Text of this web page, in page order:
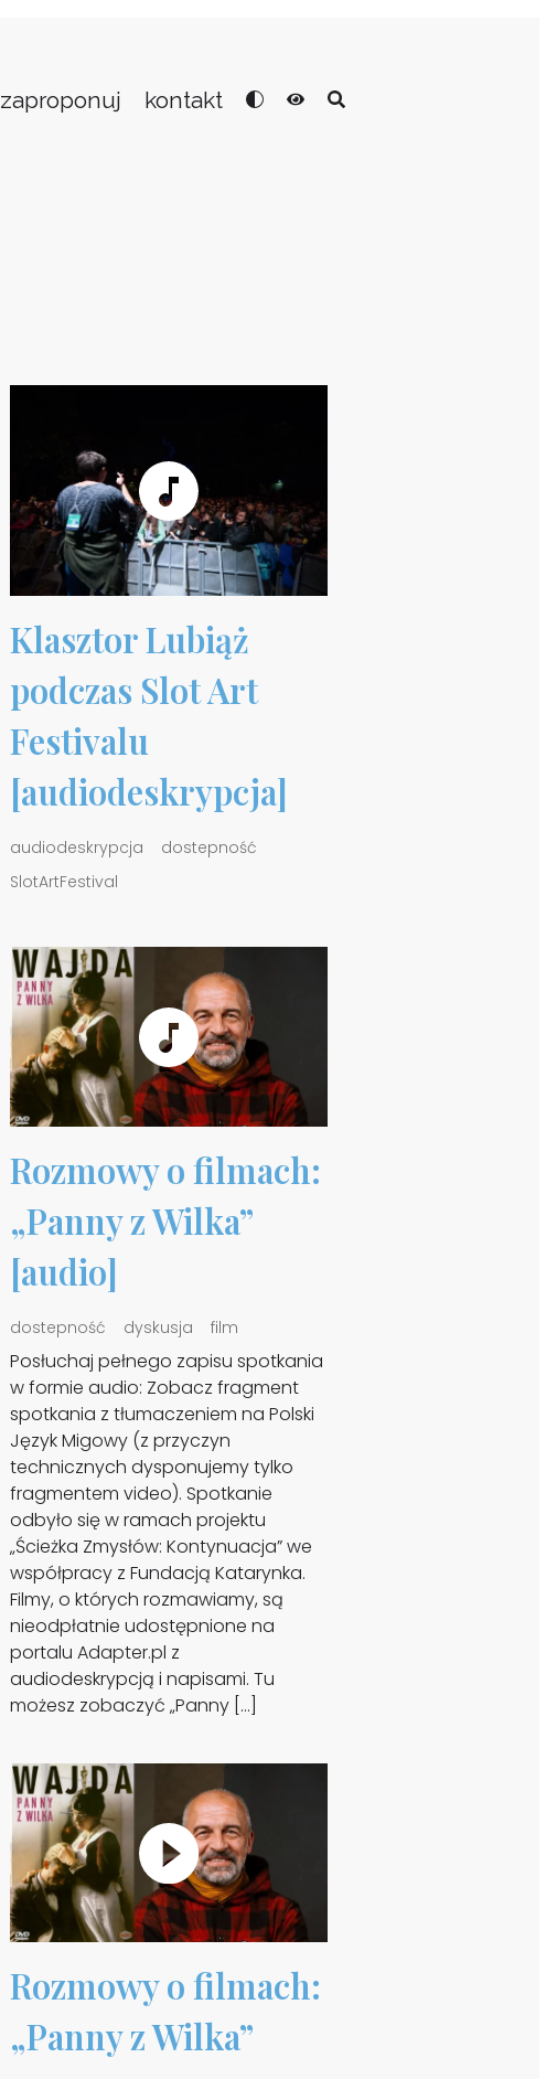
zaproponuj kontakt
Klasztor Lubiąż
podczas Slot Art
Festivalu
[audiodeskrypcja]
audiodeskrypcja
dostepność
SlotArtFestival
Rozmowy o filmach:
„Panny z Wilka”
[audio]
dostepność dyskusja film
Posłuchaj pełnego zapisu spotkania
w formie audio: Zobacz fragment
spotkania z tłumaczeniem na Polski
Język Migowy (z przyczyn
technicznych dysponujemy tylko
fragmentem video). Spotkanie
odbyło się w ramach projektu
„Ścieżka Zmysłów: Kontynuacja” we
współpracy z Fundacją Katarynka.
Filmy, o których rozmawiamy, są
nieodpłatnie udostępnione na
portalu Adapter.pl z
audiodeskrypcją i napisami. Tu
możesz zobaczyć „Panny […]
Rozmowy o filmach:
„Panny z Wilka”